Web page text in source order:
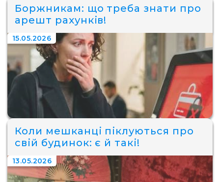
Боржникам: що треба знати про
арешт рахунків!
15.05.2026
Коли мешканці піклуються про
свій будинок: є й такі!
13.05.2026